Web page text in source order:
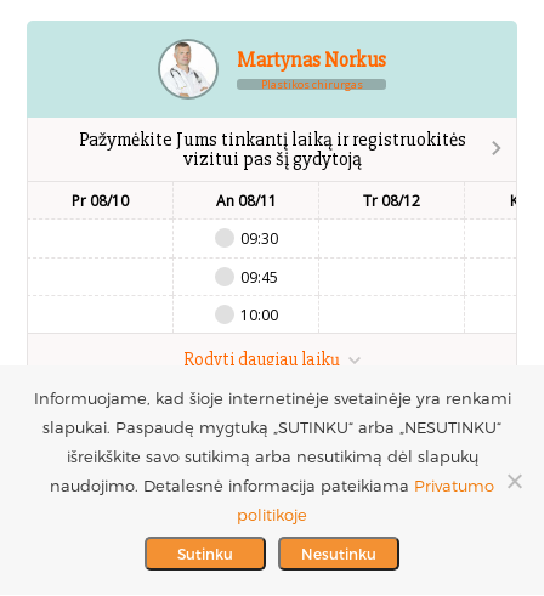
Martynas Norkus
Plastikos chirurgas
Pažymėkite Jums tinkantį laiką ir registruokitės
vizitui pas šį gydytoją
Pr 08/10
An 08/11
09:30
09:45
10:00
Tr 08/12 Kt
Rodyti daugiau laikų
Registruotis vizitui
PARTNERIAI >
MES REMIAME >
UAB Estetinės
chirurgijos centras
Į.k. 300016228
PVM mokėtojo kodas
LT100005717312
+370 686 33217
info@plastinechirurgija.lt
Informuojame, kad šioje internetinėje svetainėje yra renkami
slapukai. Paspaudę mygtuką „SUTINKU“ arba „NESUTINKU“
išreikškite savo sutikimą arba nesutikimą dėl slapukų
naudojimo. Detalesnė informacija pateikiama Privatumo
politikoje
Sutinku Nesutinku